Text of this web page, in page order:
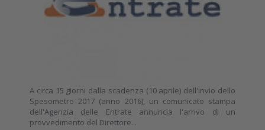
A circa 15 giorni dalla scadenza (10 aprile) dell'invio dello
Spesometro 2017 (anno 2016), un comunicato stampa
dell'Agenzia delle Entrate annuncia l'arrivo di un
provvedimento del Direttore...